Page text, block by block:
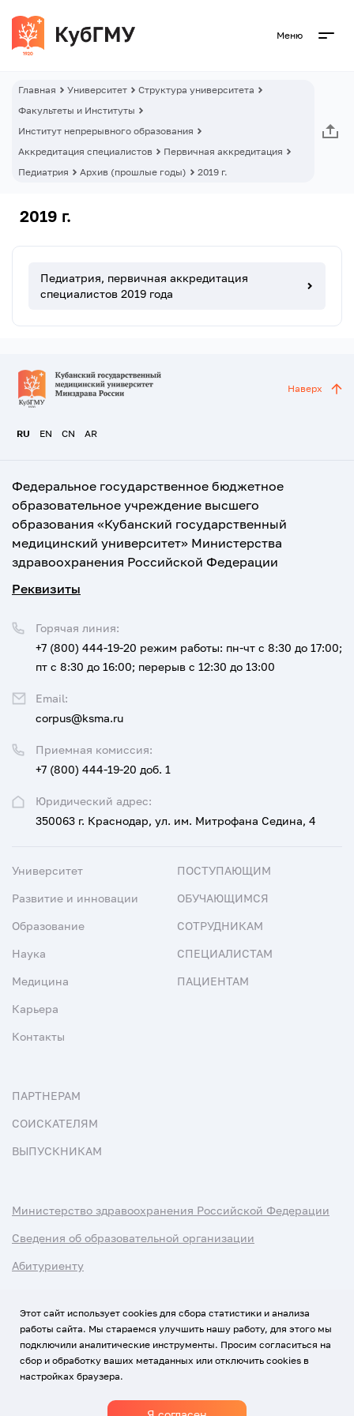
Меню
Главная Университет
Структура университета
Факультеты и Институты
Институт непрерывного образования
Аккредитация специалистов
Первичная аккредитация
Педиатрия
Архив (прошлые годы) 2019 г.
2019 г.
Педиатрия, первичная аккредитация
специалистов 2019 года
RU EN CN AR
Наверх
Федеральное государственное бюджетное
образовательное учреждение высшего
образования «Кубанский государственный
медицинский университет» Министерства
здравоохранения Российской Федерации
Реквизиты
Юридический адрес:
350063 г. Краснодар, ул. им. Митрофана Седина, 4
Приемная комиссия:
+7 (800) 444-19-20 доб. 1
Горячая линия:
+7 (800) 444-19-20 режим работы: пн-чт с 8:30 до 17:00;
пт с 8:30 до 16:00; перерыв с 12:30 до 13:00
Email:
corpus@ksma.ru
Университет
Развитие и инновации
Образование
Наука
Медицина
Карьера
Контакты
ПОСТУПАЮЩИМ
ОБУЧАЮЩИМСЯ
СОТРУДНИКАМ
СПЕЦИАЛИСТАМ
ПАЦИЕНТАМ
ПАРТНЕРАМ
СОИСКАТЕЛЯМ
ВЫПУСКНИКАМ
Министерство здравоохранения Российской Федерации
Сведения об образовательной организации
Абитуриенту
Использование Cookies
Политика обработки персональных данных
Этот сайт использует cookies для сбора статистики и анализа
работы сайта. Мы стараемся улучшить нашу работу, для этого мы
подключили аналитические инструменты. Просим согласиться на
сбор и обработку ваших метаданных или отключить cookies в
настройках браузера.